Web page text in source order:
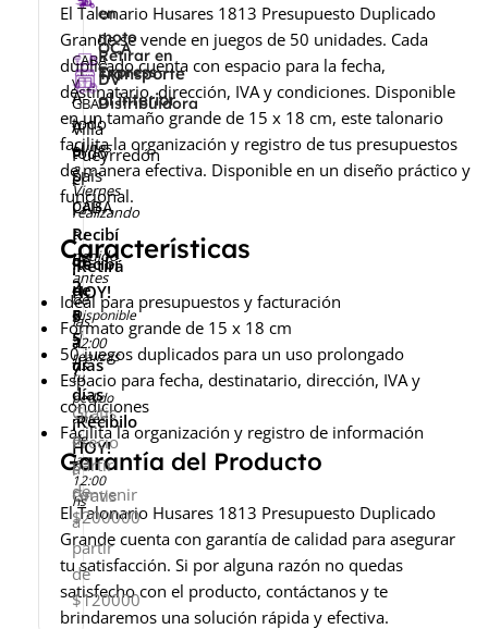
El Talonario Husares 1813 Presupuesto Duplicado
Grande se vende en juegos de 50 unidades. Cada
duplicado cuenta con espacio para la fecha,
destinatario, dirección, IVA y condiciones. Disponible
en un tamaño grande de 15 x 18 cm, este talonario
facilita la organización y registro de tus presupuestos
de manera efectiva. Disponible en un diseño práctico y
funcional.
Características
Ideal para presupuestos y facturación
Formato grande de 15 x 18 cm
50 juegos duplicados para un uso prolongado
Espacio para fecha, destinatario, dirección, IVA y
condiciones
Facilita la organización y registro de información
Garantía del Producto
El Talonario Husares 1813 Presupuesto Duplicado
Grande cuenta con garantía de calidad para asegurar
tu satisfacción. Si por alguna razón no quedas
satisfecho con el producto, contáctanos y te
brindaremos una solución rápida y efectiva.
en
moto
CABA
y
GBA
-
Lunes
a
Viernes
realizando
tu
pedido
antes
de
las
12:00
hs
¡Recibilo
HOY!
Gratis
a
partir
de
$120000
Retirar en
DV
Distribuidora
Villa
Pueyrredón
-
CABA
¡Retirá
HOY!
Disponible
si
realizas
tu
pedido
antes
de
las
12:00
hs
OCA
Express
A
todo
el
país
Recibí
de
2
a
5
días
Gratis
a
partir
de
$200000
Transporte
al interior
A
todo
el
país
Recibí
de
5
a
7
días
Precio
a
convenir